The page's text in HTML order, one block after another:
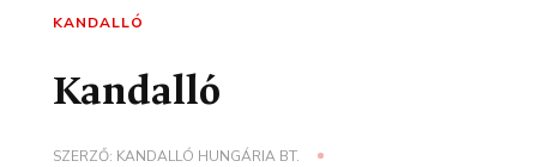
KANDALLÓ
Kandalló
SZERZŐ: KANDALLÓ HUNGÁRIA BT.